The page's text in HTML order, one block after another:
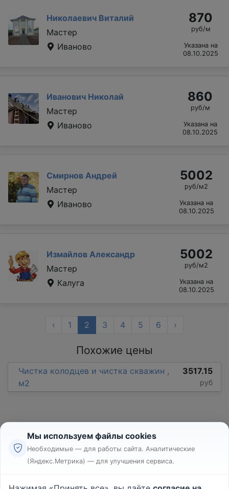
Николаевич Виталий
Мастер
Иваново
870
руб/м
Указана на
08.10.2025
Иванович Николай
Мастер
Иваново
860
руб/м
Указана на
08.10.2025
Смирнов Андрей
Мастер
Иваново
5002
руб/м2
Указана на
08.10.2025
Измайлов Александр
Мастер
Калуга
5002
руб/м2
Указана на
08.10.2025
‹ 1 2 3 4 5 6 ›
Похожие цены
Чистка колодцев и чистка скважин ,
м2
3517.15
руб
Реклама
Мы используем файлы cookies
Необходимые — для работы сайта. Аналитические
(Яндекс.Метрика) — для улучшения сервиса.